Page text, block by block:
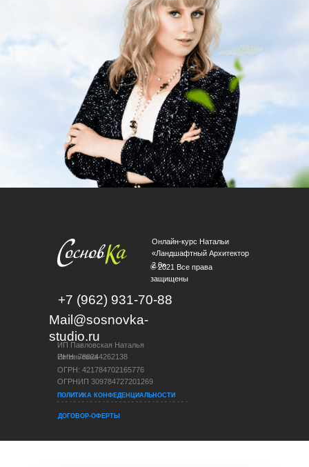
ИП Павловская Наталья
Евгеньевна
ИНН: 780244262138
ОГРН: 421784702165776
ОГРНИП 309784727201269
ПОЛИТИКА КОНФЕДЕНЦИАЛЬНОСТИ
- - - - - - - - - - - - - - - - - - - - - - - - - - - - - - - -
ДОГОВОР-ОФЕРТЫ
Онлайн-курс Натальи
«Ландшафтный Архитектор
2.0»
© 2021 Все права
защищены
+7 (962) 931-70-88
Mail@sosnovka-
studio.ru